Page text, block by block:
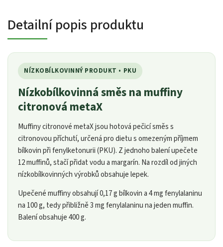
Detailní popis produktu
NÍZKOBÍLKOVINNÝ PRODUKT • PKU
Nízkobílkovinná směs na muffiny
citronová metaX
Muffiny citronové metaX jsou hotová pečicí směs s
citronovou příchutí, určená pro dietu s omezeným příjmem
bílkovin při fenylketonurii (PKU). Z jednoho balení upečete
12 muffinů, stačí přidat vodu a margarín. Na rozdíl od jiných
nízkobílkovinných výrobků obsahuje lepek.
Upečené muffiny obsahují 0,17 g bílkovin a 4 mg fenylalaninu
na 100 g, tedy přibližně 3 mg fenylalaninu na jeden muffin.
Balení obsahuje 400 g.